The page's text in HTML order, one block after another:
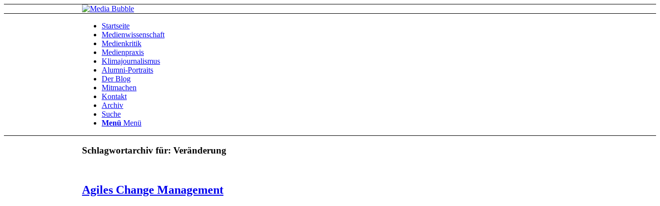
Startseite
Medienwissenschaft
Medienkritik
Medienpraxis
Klimajournalismus
Alumni-Portraits
Der Blog
Mitmachen
Kontakt
Archiv
Suche
Menü Menü
Schlagwortarchiv für: Veränderung
Agiles Change Management